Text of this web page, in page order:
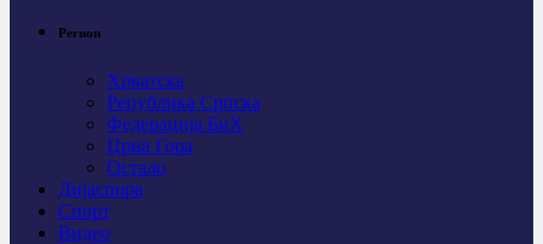
Регион
Хрватска
Република Српска
Федерација БиХ
Црна Гора
Остало
Дијаспора
Спорт
Видео